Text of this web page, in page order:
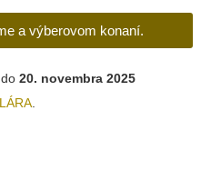
a výberovom konaní.
20. novembra 2025